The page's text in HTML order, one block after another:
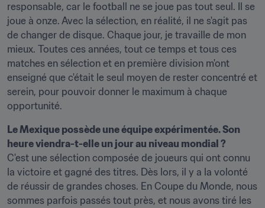
responsable, car le football ne se joue pas tout seul. Il se
joue à onze. Avec la sélection, en réalité, il ne s'agit pas
de changer de disque. Chaque jour, je travaille de mon
mieux. Toutes ces années, tout ce temps et tous ces
matches en sélection et en première division m'ont
enseigné que c'était le seul moyen de rester concentré et
serein, pour pouvoir donner le maximum à chaque
opportunité.
Le Mexique possède une équipe expérimentée. Son
heure viendra-t-elle un jour au niveau mondial ?
C'est une sélection composée de joueurs qui ont connu
la victoire et gagné des titres. Dès lors, il y a la volonté
de réussir de grandes choses. En Coupe du Monde, nous
sommes parfois passés tout près, et nous avons tiré les